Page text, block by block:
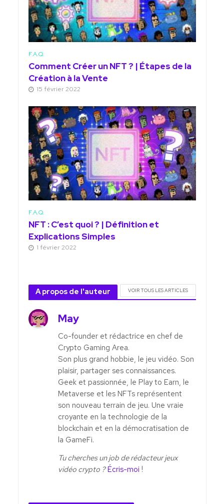
F.A.Q.
Comment Créer un NFT ? | Étapes de la
Création à la Vente
15 février 2022
F.A.Q.
NFT : C’est quoi ? | Définition et
Explications Simples
1 février 2022
A propos de l'auteur VOIR TOUS LES ARTICLES
May
Co-founder et rédactrice en chef de
Crypto Gaming Area.
Son plus grand hobbie, le jeu vidéo. Son
plaisir, partager ses connaissances.
Geek et passionnée, le Play to Earn, le
Metaverse et les NFTs représentent
son nouveau terrain de jeu. Une vraie
croyante en la technologie de la
blockchain et en la démocratisation de
la GameFi.
Tu cherches un job de rédacteur jeux
vidéo crypto ? Écris-moi !